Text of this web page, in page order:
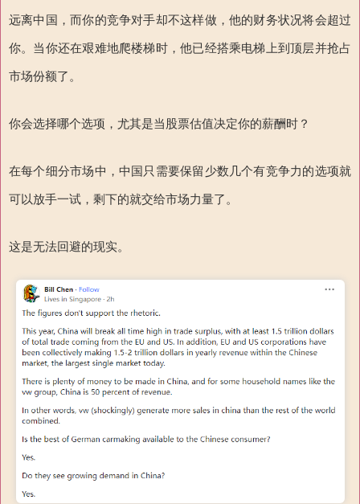
远离中国，而你的竞争对手却不这样做，他的财务状况将会超过
你。当你还在艰难地爬楼梯时，他已经搭乘电梯上到顶层并抢占
市场份额了。
你会选择哪个选项，尤其是当股票估值决定你的薪酬时？
在每个细分市场中，中国只需要保留少数几个有竞争力的选项就
可以放手一试，剩下的就交给市场力量了。
这是无法回避的现实。